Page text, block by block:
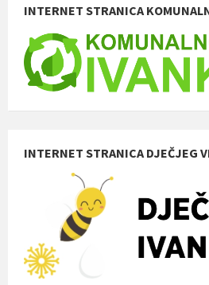
INTERNET STRANICA
INTERNET STRANICA DJEČJEG